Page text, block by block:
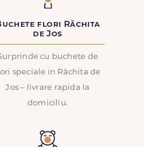
flori Răchita
de Jos
cu buchete de
speciale in Răchita de
Jos – livrare rapida la
domiciliu.